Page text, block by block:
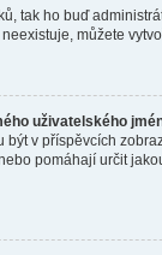
tak ho buď
můžete
uživatelského
být v příspěvcích
pomáhají určit